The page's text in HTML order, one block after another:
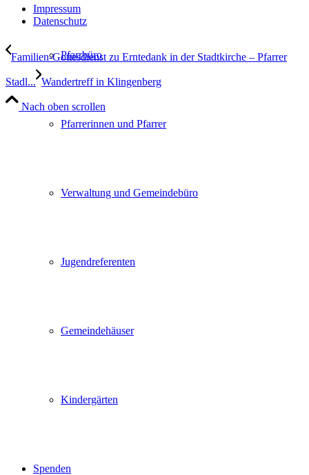
Pfarrbüro
Pfarrerinnen und Pfarrer
Verwaltung und Gemeindebüro
Jugendreferenten
Gemeindehäuser
Kindergärten
Spenden
Impressum
Datenschutz
Familien-Gottesdienst zu Erntedank in der Stadtkirche – Pfarrer
Stadl... Wandertreff in Klingenberg
Nach oben scrollen